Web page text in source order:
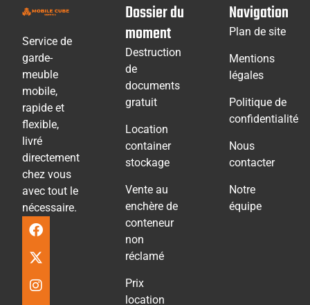
Service de
garde-
meuble
mobile,
rapide et
flexible,
livré
directement
chez vous
avec tout le
nécessaire.
Dossier du
moment
Destruction
de
documents
gratuit
Location
container
stockage
Vente au
enchère de
conteneur
non
réclamé
Prix
location
Navigation
Plan de site
Mentions
légales
Politique de
confidentialité
Nous
contacter
Notre
équipe